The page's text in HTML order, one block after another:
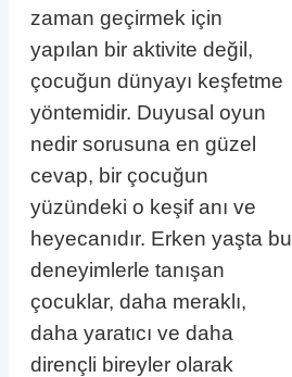
zaman geçirmek için
yapılan bir aktivite değil,
çocuğun dünyayı keşfetme
yöntemidir. Duyusal oyun
nedir sorusuna en güzel
cevap, bir çocuğun
yüzündeki o keşif anı ve
heyecanıdır. Erken yaşta bu
deneyimlerle tanışan
çocuklar, daha meraklı,
daha yaratıcı ve daha
dirençli bireyler olarak